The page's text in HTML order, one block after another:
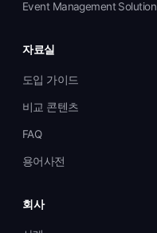
Event Management Solution
자료실
도입 가이드
비교 콘텐츠
FAQ
용어사전
회사